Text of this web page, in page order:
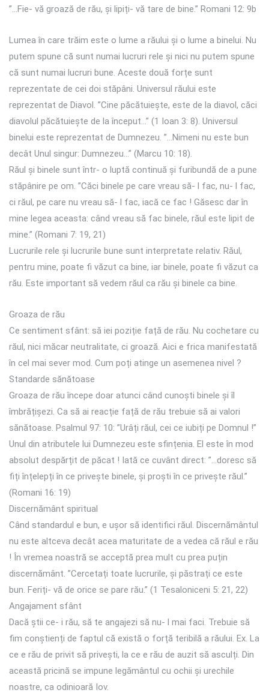
”…Fie- vă groază de rău, și lipiți- vă tare de bine.” Romani 12: 9b
Lumea în care trăim este o lume a răului și o lume a binelui. Nu
putem spune că sunt numai lucruri rele și nici nu putem spune
că sunt numai lucruri bune. Aceste două forțe sunt
reprezentate de cei doi stăpâni. Universul răului este
reprezentat de Diavol. ”Cine păcătuiește, este de la diavol, căci
diavolul păcătuiește de la început…” (1 Ioan 3: 8). Universul
binelui este reprezentat de Dumnezeu. ”…Nimeni nu este bun
decât Unul singur: Dumnezeu…” (Marcu 10: 18).
Răul și binele sunt într- o luptă continuă și furibundă de a pune
stăpânire pe om. ”Căci binele pe care vreau să- l fac, nu- l fac,
ci răul, pe care nu vreau să- l fac, iacă ce fac ! Găsesc dar în
mine legea aceasta: când vreau să fac binele, răul este lipit de
mine.” (Romani 7: 19, 21)
Lucrurile rele și lucrurile bune sunt interpretate relativ. Răul,
pentru mine, poate fi văzut ca bine, iar binele, poate fi văzut ca
rău. Este important să vedem răul ca rău și binele ca bine.
Groaza de rău
Ce sentiment sfânt: să iei poziție față de rău. Nu cochetare cu
răul, nici măcar neutralitate, ci groază. Aici e frica manifestată
în cel mai sever mod. Cum poți atinge un asemenea nivel ?
Standarde sănătoase
Groaza de rău începe doar atunci când cunoști binele și îl
îmbrățișezi. Ca să ai reacție față de rău trebuie să ai valori
sănătoase. Psalmul 97: 10: ”Urâți răul, cei ce iubiți pe Domnul !”
Unul din atributele lui Dumnezeu este sfințenia. El este în mod
absolut despărțit de păcat ! Iată ce cuvânt direct: ”…doresc să
fiți înțelepți în ce privește binele, și proști în ce privește răul.”
(Romani 16: 19)
Discernământ spiritual
Când standardul e bun, e ușor să identifici răul. Discernământul
nu este altceva decât acea maturitate de a vedea că răul e rău
! În vremea noastră se acceptă prea mult cu prea puțin
discernământ. ”Cercetați toate lucrurile, și păstrați ce este
bun. Feriți- vă de orice se pare rău.” (1 Tesaloniceni 5: 21, 22)
Angajament sfânt
Dacă știi ce- i rău, să te angajezi să nu- l mai faci. Trebuie să
fim conștienți de faptul că există o forță teribilă a răului. Ex. La
ce e rău de privit să privești, la ce e rău de auzit să asculți. Din
această pricină se impune legământul cu ochii și urechile
noastre, ca odinioară Iov.